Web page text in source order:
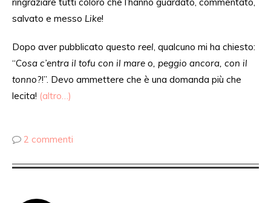
salvato e messo Like!
Dopo aver pubblicato questo reel, qualcuno mi ha chiesto:
“Cosa c’entra il tofu con il mare o, peggio ancora, con il
tonno?!”. Devo ammettere che è una domanda più che
lecita! (altro…)
2 commenti